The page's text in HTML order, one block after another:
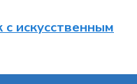
искусственным